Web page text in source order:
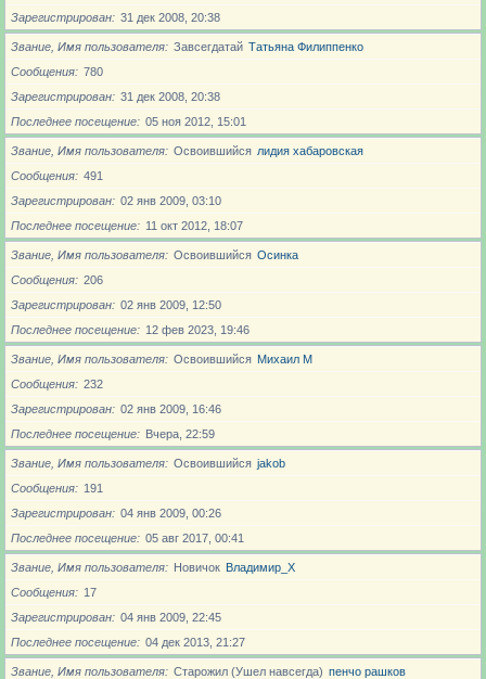
Зарегистрирован
31 дек 2008, 20:38
Звание, Имя пользователя Завсегдатай Татьяна Филиппенко
Сообщения
780
Зарегистрирован
31 дек 2008, 20:38
Последнее посещение
05 ноя 2012, 15:01
Звание, Имя пользователя Освоившийся лидия хабаровская
Сообщения
491
Зарегистрирован
02 янв 2009, 03:10
Последнее посещение
11 окт 2012, 18:07
Звание, Имя пользователя Освоившийся Осинка
Сообщения
206
Зарегистрирован
02 янв 2009, 12:50
Последнее посещение
12 фев 2023, 19:46
Звание, Имя пользователя Освоившийся Михаил М
Сообщения
232
Зарегистрирован
02 янв 2009, 16:46
Последнее посещение
Вчера, 22:59
Звание, Имя пользователя Освоившийся jakob
Сообщения
191
Зарегистрирован
04 янв 2009, 00:26
Последнее посещение
05 авг 2017, 00:41
Звание, Имя пользователя Новичoк Владимир_X
Сообщения
17
Зарегистрирован
04 янв 2009, 22:45
Последнее посещение
04 дек 2013, 21:27
Звание, Имя пользователя Старожил (Ушел навсегда) пенчо рашков